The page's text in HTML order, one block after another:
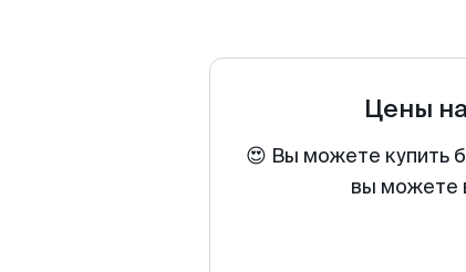
Цены
😍 Вы можете купить
вы можете